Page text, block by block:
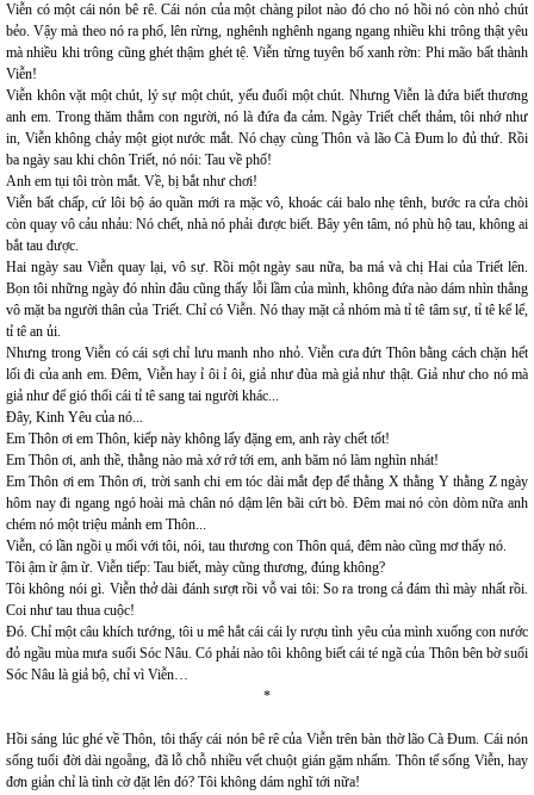
Viễn có một cái nón bê rê. Cái nón của một chàng pilot nào đó cho nó hồi nó còn nhỏ chút
bẻo. Vậy mà theo nó ra phố, lên rừng, nghênh nghênh ngang ngang nhiều khi trông thật yêu
mà nhiều khi trông cũng ghét thậm ghét tệ. Viễn từng tuyên bố xanh rờn: Phi mão bất thành
Viễn!
Viễn khôn vặt một chút, lý sự một chút, yếu đuối một chút. Nhưng Viễn là đứa biết thương
anh em. Trong thăm thẳm con người, nó là đứa đa cảm. Ngày Triết chết thảm, tôi nhớ như
in, Viễn không chảy một giọt nước mắt. Nó chạy cùng Thôn và lão Cà Đum lo đủ thứ. Rồi
ba ngày sau khi chôn Triết, nó nói: Tau về phố!
Anh em tụi tôi tròn mắt. Về, bị bắt như chơi!
Viễn bất chấp, cứ lôi bộ áo quần mới ra mặc vô, khoác cái balo nhẹ tênh, bước ra cửa chòi
còn quay vô cảu nhảu: Nó chết, nhà nó phải được biết. Bây yên tâm, nó phù hộ tau, không ai
bắt tau được.
Hai ngày sau Viễn quay lại, vô sự. Rồi một ngày sau nữa, ba má và chị Hai của Triết lên.
Bọn tôi những ngày đó nhìn đâu cũng thấy lỗi lầm của mình, không đứa nào dám nhìn thẳng
vô mặt ba người thân của Triết. Chỉ có Viễn. Nó thay mặt cả nhóm mà tỉ tê tâm sự, tỉ tê kể lể,
tỉ tê an ủi.
Nhưng trong Viễn có cái sợi chỉ lưu manh nho nhỏ. Viễn cưa đứt Thôn bằng cách chặn hết
lối đi của anh em. Đêm, Viễn hay ỉ ôi ỉ ôi, giả như đùa mà giả như thật. Giả như cho nó mà
giả như để gió thổi cái tỉ tê sang tai người khác...
Đây, Kinh Yêu của nó...
Em Thôn ơi em Thôn, kiếp này không lấy đặng em, anh rày chết tốt!
Em Thôn ơi, anh thề, thằng nào mà xớ rớ tới em, anh băm nó làm nghìn nhát!
Em Thôn ơi em Thôn ơi, trời sanh chi em tóc dài mắt đẹp để thằng X thằng Y thằng Z ngày
hôm nay đi ngang ngó hoài mà chân nó dậm lên bãi cứt bò. Đêm mai nó còn dòm nữa anh
chém nó một triệu mảnh em Thôn...
Viễn, có lần ngồi ụ mối với tôi, nói, tau thương con Thôn quá, đêm nào cũng mơ thấy nó.
Tôi ậm ừ ậm ừ. Viễn tiếp: Tau biết, mày cũng thương, đúng không?
Tôi không nói gì. Viễn thở dài đánh sượt rồi vỗ vai tôi: So ra trong cả đám thì mày nhất rồi.
Coi như tau thua cuộc!
Đó. Chỉ một câu khích tướng, tôi u mê hắt cái cái ly rượu tình yêu của mình xuống con nước
đỏ ngầu mùa mưa suối Sóc Nâu. Có phải nào tôi không biết cái té ngã của Thôn bên bờ suối
Sóc Nâu là giả bộ, chỉ vì Viễn…
*
Hồi sáng lúc ghé về Thôn, tôi thấy cái nón bê rê của Viễn trên bàn thờ lão Cà Đum. Cái nón
sống tuổi đời dài ngoẵng, đã lỗ chỗ nhiều vết chuột gián gặm nhấm. Thôn tế sống Viễn, hay
đơn giản chỉ là tình cờ đặt lên đó? Tôi không dám nghĩ tới nữa!